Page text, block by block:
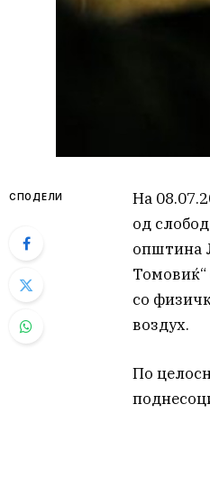
СПОДЕЛИ
На
од
општина
Томовиќ“
со
воздух.
По